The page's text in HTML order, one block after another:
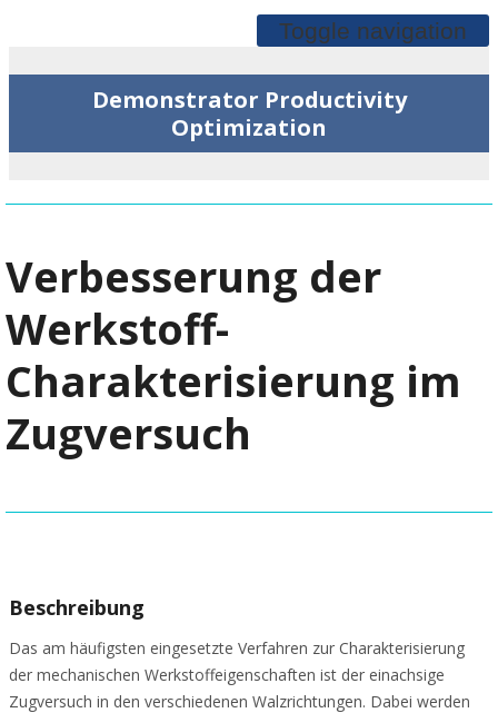
Toggle navigation
Demonstrator Productivity
Optimization
Verbesserung der
Werkstoff-
Charakterisierung im
Zugversuch
Beschreibung
Das am häufigsten eingesetzte Verfahren zur Charakterisierung
der mechanischen Werkstoffeigenschaften ist der einachsige
Zugversuch in den verschiedenen Walzrichtungen. Dabei werden